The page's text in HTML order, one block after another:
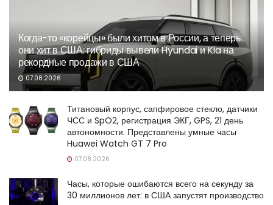
Когда-то «корейцы» были хитом в России, а теперь
они хит в США: гибриды вывели Hyundai и Kia на
рекордные продажи в США
07.08.2026
Титановый корпус, сапфировое стекло, датчики
ЧСС и SpO2, регистрация ЭКГ, GPS, 21 день
автономности. Представлены умные часы
Huawei Watch GT 7 Pro
07.08.2026
Часы, которые ошибаются всего на секунду за
30 миллионов лет: в США запустят производство